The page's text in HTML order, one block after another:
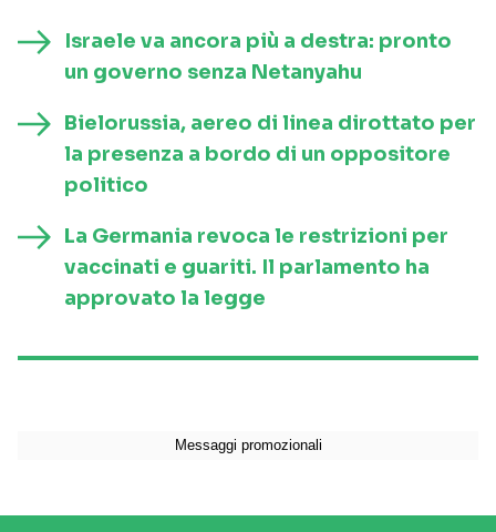
Israele va ancora più a destra: pronto
un governo senza Netanyahu
Bielorussia, aereo di linea dirottato per
la presenza a bordo di un oppositore
politico
La Germania revoca le restrizioni per
vaccinati e guariti. Il parlamento ha
approvato la legge